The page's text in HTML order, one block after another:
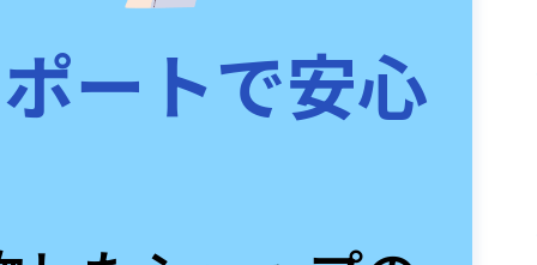
ートで安心